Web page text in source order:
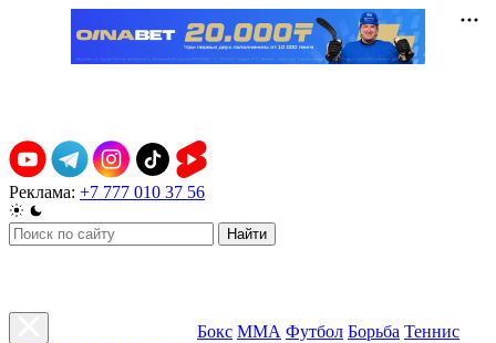
Реклама: +7 777 010 37 56
Найти
Бокс ММА Футбол Борьба Теннис